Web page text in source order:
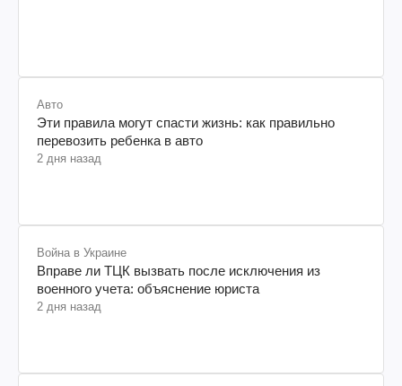
Авто
Эти правила могут спасти жизнь: как правильно
перевозить ребенка в авто
2 дня назад
Война в Украине
Вправе ли ТЦК вызвать после исключения из
военного учета: объяснение юриста
2 дня назад